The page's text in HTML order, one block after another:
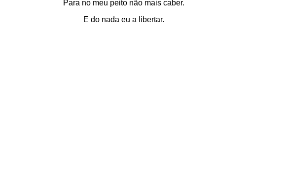
Para no meu peito não mais caber.
E do nada eu a libertar.